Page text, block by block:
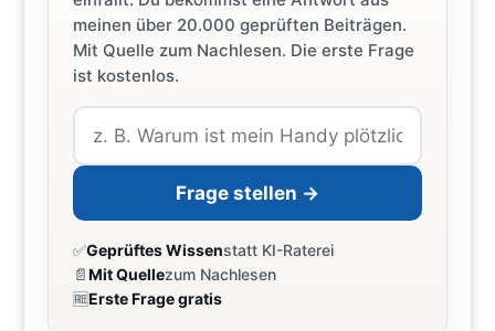
meinen über 20.000 geprüften Beiträgen.
Mit Quelle zum Nachlesen. Die erste Frage
ist kostenlos.
Frage stellen →
✅Geprüftes Wissenstatt KI-Raterei
📄Mit Quellezum Nachlesen
🆓Erste Frage gratis